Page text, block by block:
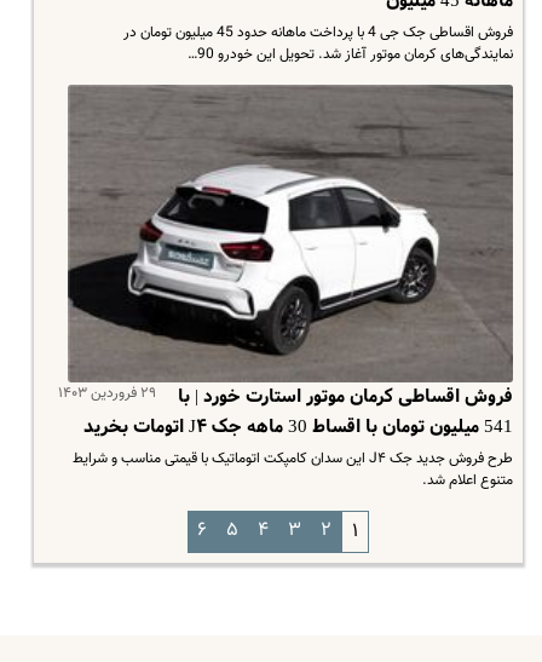
فروش اقساطی جک جی 4 با پرداخت ماهانه حدود 45 میلیون تومان در
نمایندگی‌های کرمان موتور آغاز شد. تحویل این خودرو 90…
۲۹ فروردین ۱۴۰۳
فروش اقساطی کرمان موتور استارت خورد | با
541 میلیون تومان با اقساط 30 ماهه جک J۴ اتومات بخرید
طرح فروش جدید جک J۴ این سدان کامپکت اتوماتیک با قیمتی مناسب و شرایط
متنوع اعلام شد.
۱ ۲ ۳ ۴ ۵ ۶